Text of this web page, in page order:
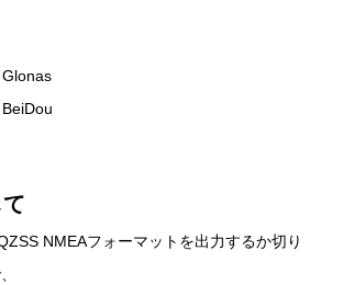
Glonas
NMEAフォーマットを出力するか切り